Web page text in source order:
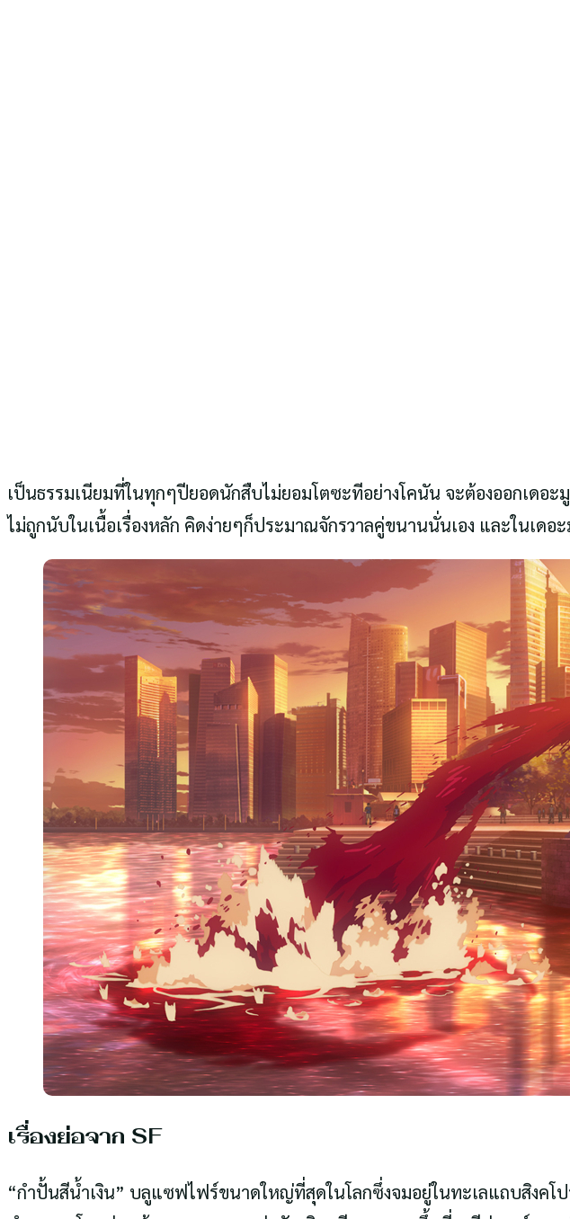
เป็นธรรมเนียมที่ในทุกๆปียอดนักสืบไม่ยอมโตซะทีอย่างโคนัน จะต้องออกเด
ไม่ถูกนับในเนื้อเรื่องหลัก คิดง่ายๆก็ประมาณจักรวาลคู่ขนานนั่นเอง และในเด
เรื่องย่อจาก SF
“กำปั้นสีน้ำเงิน” บลูแซฟไฟร์ขนาดใหญ่ที่สุดในโลกซึ่งจมอยู่ในทะเลแถบสิงคโ